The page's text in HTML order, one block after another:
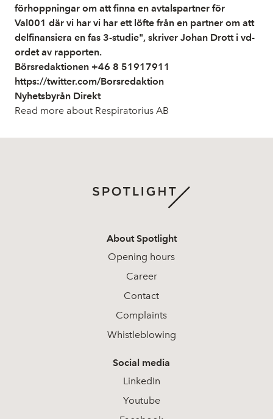
förhoppningar om att finna en avtalspartner för
Val001 där vi har vi har ett löfte från en partner om att
delfinansiera en fas 3-studie", skriver Johan Drott i vd-
ordet av rapporten.
Börsredaktionen +46 8 51917911
https://twitter.com/Borsredaktion
Nyhetsbyrån Direkt
Read more about Respiratorius AB
About Spotlight
Opening hours
Career
Contact
Complaints
Whistleblowing
Social media
LinkedIn
Youtube